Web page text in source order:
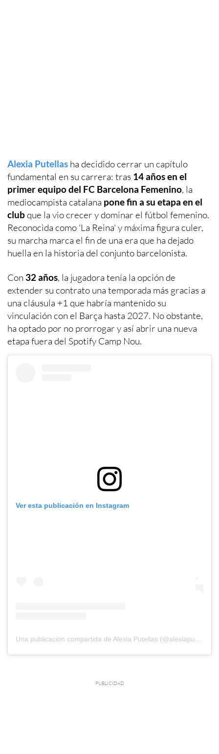
Alexia Putellas ha decidido cerrar un capítulo
fundamental en su carrera: tras 14 años en el
primer equipo del FC Barcelona Femenino, la
mediocampista catalana pone fin a su etapa en el
clubque la vio crecer y dominar el fútbol femenino.
Reconocida como 'La Reina' y máxima figura culer,
su marcha marca el fin de una era que ha dejado
huella en la historia del conjunto barcelonista.
Con 32 años, la jugadora tenía la opción de
extender su contrato una temporada más gracias a
una cláusula +1 que habría mantenido su
vinculación con el Barça hasta 2027. No obstante,
ha optado por no prorrogar y así abrir una nueva
etapa fuera del Spotify Camp Nou.
Ver esta publicación en Instagram
Una publicación compartida de Alexia Putellas (@alexiaputellas)